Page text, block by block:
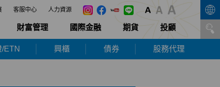
客服中心 人力資源
財富管理 國際金融 期貨 投顧
ETN 興櫃 債券 股務代理